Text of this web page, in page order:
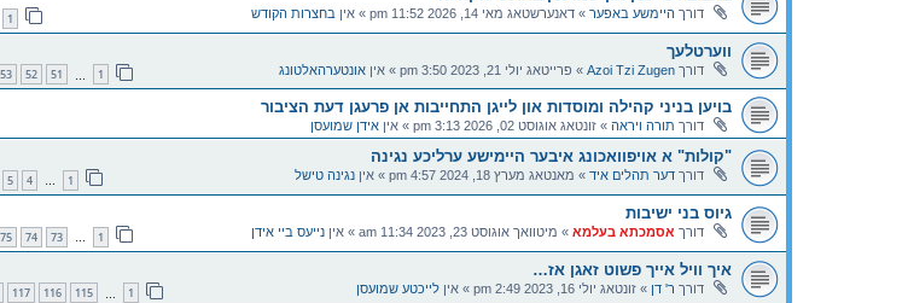
דורך היימשע באפער » דאנערשטאג מאי 14, 2026 11:52 pm » אין בחצרות הקודש 1
ווערטלעך
דורך Azoi Tzi Zugen
» פרייטאג יולי 21, 2023 3:50 pm » אין אונטערהאלטונג 1
51
52
53
בויען בניני קהילה ומוסדות און לייגן התחייבות אן פרעגן דעת הציבור
דורך תורה ויראה » זונטאג אוגוסט 02, 2026 3:13 pm » אין אידן שמועסן
"קולות" א אויפוואכונג איבער היימישע ערליכע נגינה
דורך דער תהלים איד » מאנטאג מערץ 18, 2024 4:57 pm » אין נגינה טישל 1
…
4
5
גיוס בני ישיבות
דורך אסמכתא בעלמא » מיטוואך אוגוסט 23, 2023 11:34 am » אין נייעס ביי אידן 1
…
73
74
75
איך וויל אייך פשוט זאגן אז…
דורך ר' דן » זונטאג יולי 16, 2023 2:49 pm » אין לייכטע שמועסן 1
115
116
117